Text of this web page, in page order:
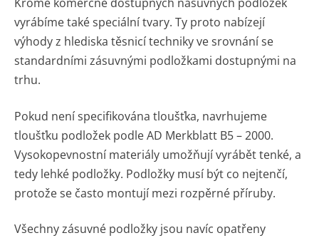
vyrábíme také speciální tvary. Ty proto nabízejí
výhody z hlediska těsnicí techniky ve srovnání se
standardními zásuvnými podložkami dostupnými na
trhu.
Pokud není specifikována tloušťka, navrhujeme
tloušťku podložek podle AD Merkblatt B5 – 2000.
Vysokopevnostní materiály umožňují vyrábět tenké, a
tedy lehké podložky. Podložky musí být co nejtenčí,
protože se často montují mezi rozpěrné příruby.
Všechny zásuvné podložky jsou navíc opatřeny